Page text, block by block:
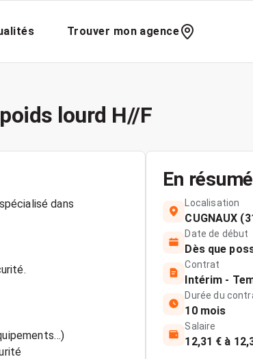
Trouver mon agence
lourd H//F
dans
En résumé
Localisation
CUGNAUX
Date de début
Dès que
Contrat
Intérim -
Durée du
10 mois
Salaire
12,31 € à